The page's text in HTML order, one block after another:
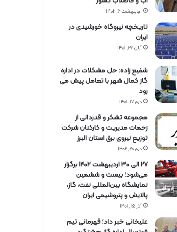
اردیبهشت ۶, ۱۴۰۲
تاریخچه نیروگاه خورشیدی در
ایران
آبان ۲۶, ۱۴۰۱
شفیع زاده: حل مشکلات در اداره
گاز کمال شهر با تعامل پیش می
رود
دی ۱۷, ۱۴۰۱
مجموعه تشکر و قدردانی از
زحمات مدیریت و کارکنان شرکت
توزیع نیروی برق استان البرز
دی ۲۰, ۱۴۰۲
27 الی 30 اردیبهشت 1402 برگزار
می‌شود؛ بیست و ششمین
نمایشگاه بین‌المللی نفت، گاز،
پالایش و پتروشیمی ایران
آذر ۱۵, ۱۴۰۱
علیخانی خبر داد؛ قهرمانی تیم